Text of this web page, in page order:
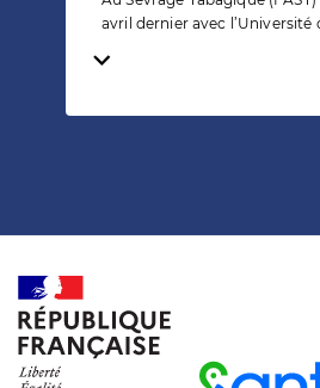
avril dernier avec l’Université
Temps de lecture